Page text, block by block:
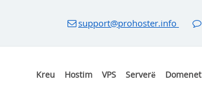
support@prohoster.info
Kreu Hostim VPS Serverë Domenet